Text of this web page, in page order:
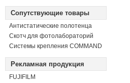
Сопутствующие товары
Антистатические полотенца
Скотч для фотолабораторий
Системы крепления COMMAND
Рекламная продукция
FUJIFILM